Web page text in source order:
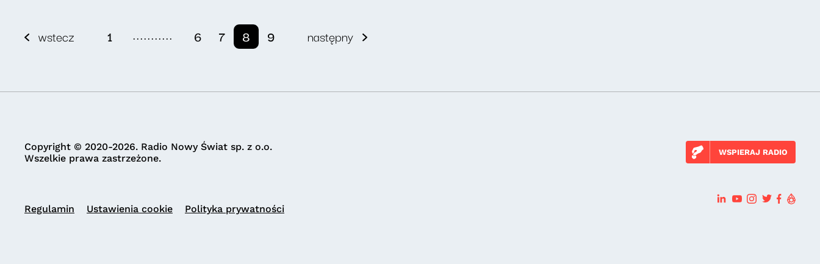
wstecz 1 ........... 6 7 8 9 następny
Copyright © 2020-2026. Radio Nowy Świat sp. z o.o.
Wszelkie prawa zastrzeżone.
WSPIERAJ RADIO
Regulamin Ustawienia cookie Polityka prywatności